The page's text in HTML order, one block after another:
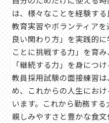
は、様々なことを経験す
教育実習やボランティア
良い関わり方」を実践的
ことに挑戦する力」を育
「継続する力」を身につ
教員採用試験の面接練習
め、これからの人生にお
います。これから勤務す
親しみやすさと豊かな食